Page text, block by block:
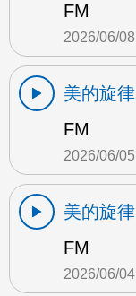
FM
2026/06/08
美的旋律
FM
2026/06/05
美的旋律
FM
2026/06/04